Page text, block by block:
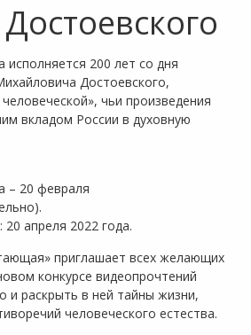
исполняется 200 лет со дня
Достоевского,
чьи произведения
вкладом России в духовную
– 20 февраля
апреля 2022 года.
приглашает всех желающих
конкурсе видеопрочтений
и раскрыть в ней тайны жизни,
человеческого естества.